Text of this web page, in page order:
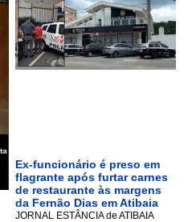
Ex-funcionário é preso em
flagrante após furtar carnes
de restaurante às margens
da Fernão Dias em Atibaia
JORNAL ESTÂNCIA de ATIBAIA